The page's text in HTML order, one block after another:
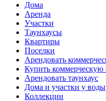
Дома
Аренда
Участки
Таунхаусы
Квартиры
Поселки
Арендовать
Купить коммерческую
Арендовать таунхаус
Дома и участки у воды
Коллекции